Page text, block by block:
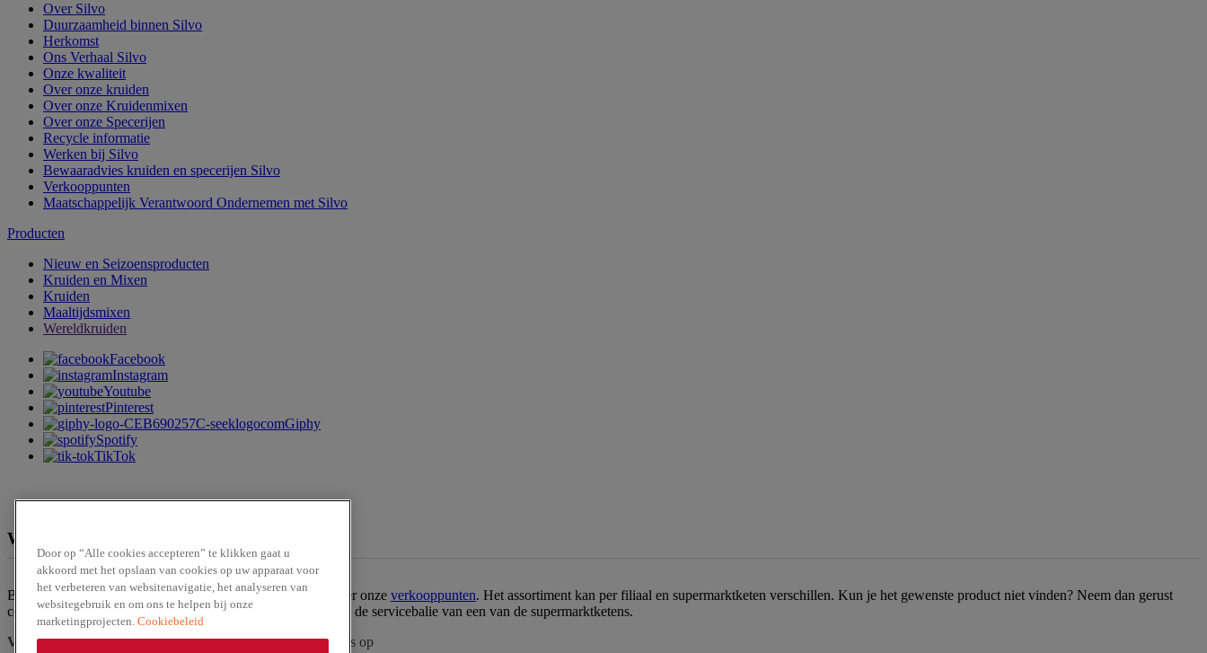
Over Silvo
Duurzaamheid binnen Silvo
Herkomst
Ons Verhaal Silvo
Onze kwaliteit
Over onze kruiden
Over onze Kruidenmixen
Over onze Specerijen
Recycle informatie
Werken bij Silvo
Bewaaradvies kruiden en specerijen Silvo
Verkooppunten
Maatschappelijk Verantwoord Ondernemen met Silvo
Producten
Nieuw en Seizoensproducten
Kruiden en Mixen
Kruiden
Maaltijdsmixen
Wereldkruiden
Facebook
Instagram
Youtube
Pinterest
Giphy
Spotify
TikTok
We zijn te verkrijgen bij
Ben jij op zoek naar een van onze producten? Bekijk dan hier onze verkooppunten. Het assortiment kan per filiaal en supermarktketen verschillen. Kun je het gewenste product niet vinden? Neem dan gerust
contact op met onzeklantenservice. Of bestel het product via de servicebalie van een van de supermarktketens.
Vraag?Zoek inveelgestelde vragenofneem contactmet ons op
Door op “Alle cookies accepteren” te klikken gaat u
akkoord met het opslaan van cookies op uw apparaat voor
het verbeteren van websitenavigatie, het analyseren van
websitegebruik en om ons te helpen bij onze
marketingprojecten. Cookiebeleid